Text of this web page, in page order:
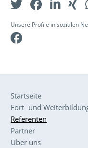
Unsere Profile in sozialen
Startseite
Fort- und
Referenten
Partner
Über uns